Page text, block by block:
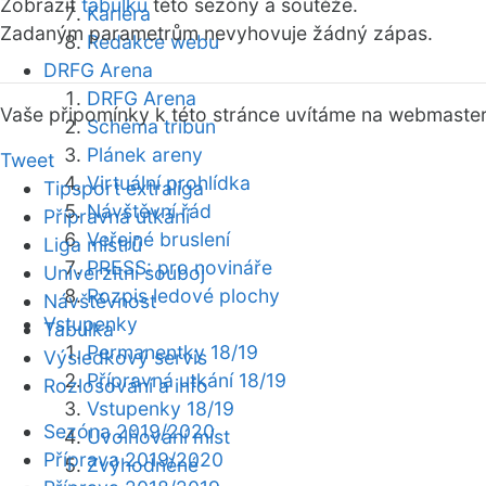
Kariéra
Redakce webu
DRFG Arena
DRFG Arena
Schéma tribun
Plánek areny
Virtuální prohlídka
Návštěvní řád
Veřejné bruslení
PRESS: pro novináře
Rozpis ledové plochy
Vstupenky
Permanentky 18/19
Přípravná utkání 18/19
Vstupenky 18/19
Uvolňování míst
Zvýhodněné
Zobrazit tabulku této sezóny a soutěže.
Zadaným parametrům nevyhovuje žádný zápas.
Vaše připomínky k této stránce uvítáme na webmaster
Tweet
Tipsport extraliga
Přípravná utkání
Liga mistrů
Univerzitní souboj
Návštěvnost
Tabulka
Výsledkový servis
Rozlosování a info
Sezóna 2019/2020
Příprava 2019/2020